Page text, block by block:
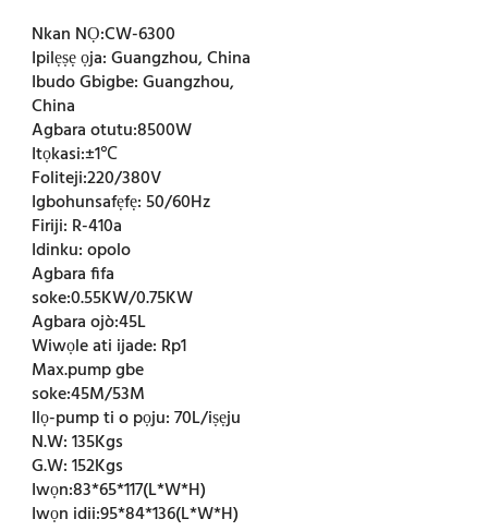
Nkan NỌ:CW-6300
Ipilẹṣẹ ọja:Guangzhou, China
Ibudo Gbigbe:Guangzhou,
China
Agbara otutu:8500W
Itọkasi:±1℃
Foliteji:220/380V
Igbohunsafẹfẹ:50/60Hz
Firiji: R-410a
Idinku:opolo
Agbara fifa
soke:0.55KW/0.75KW
Agbara ojò:45L
Wiwọle ati ijade: Rp1
Max.pump gbe
soke:45M/53M
Ilọ-pump ti o pọju:70L/iṣẹju
N.W:135Kgs
G.W:152Kgs
Iwọn:83*65*117(L*W*H)
Iwọn idii:95*84*136(L*W*H)